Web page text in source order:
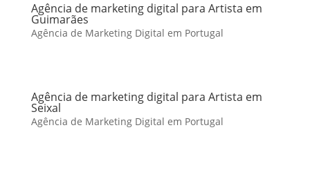
Agência de marketing digital para Artista em
Guimarães
Agência de Marketing Digital em Portugal
Agência de marketing digital para Artista em
Seixal
Agência de Marketing Digital em Portugal